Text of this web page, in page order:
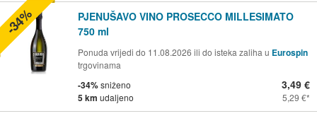
PJENUŠAVO VINO PROSECCO MILLESIMATO
750 ml
Ponuda vrijedi do 11.08.2026 ili do isteka zaliha u Eurospin
trgovinama
-34%sniženo
5 km udaljeno
3,49 €
5,29 €
-34%